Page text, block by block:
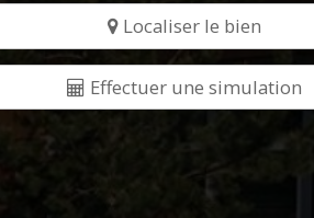
Localiser le bien
Effectuer une simulation